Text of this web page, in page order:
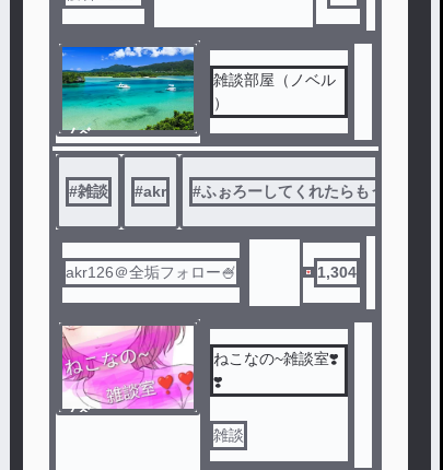
ノベ
ル
雑談部屋（ノベル
）
#雑談 #akr #ふぉろーしてくれたらもう泣いて
akr126＠全垢フォロー🍧 1,304
ノベ
ねこなの~雑談室❣️
❣️
雑談